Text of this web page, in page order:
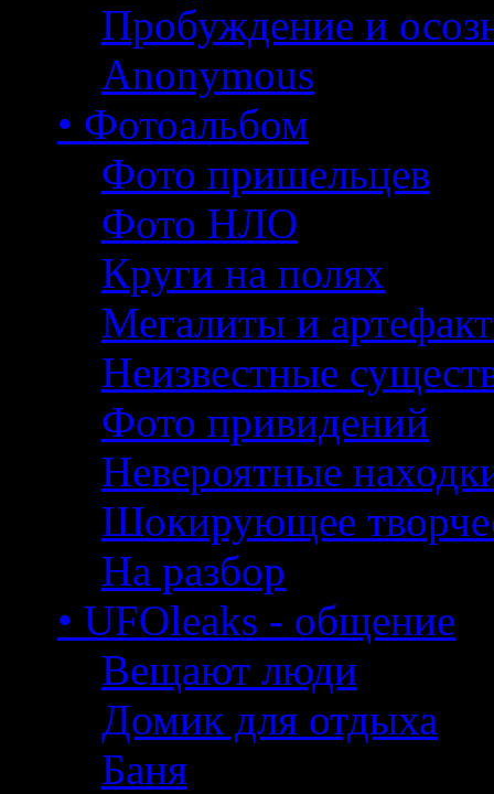
Пробуждение и
Anonymous
• Фотоальбом
Фото пришельцев
Фото НЛО
Круги на полях
Мегалиты и
Неизвестные
Фото привидений
Невероятные
Шокирующее
На разбор
• UFOleaks - общение
Вещают люди
Домик для отдыха
Баня